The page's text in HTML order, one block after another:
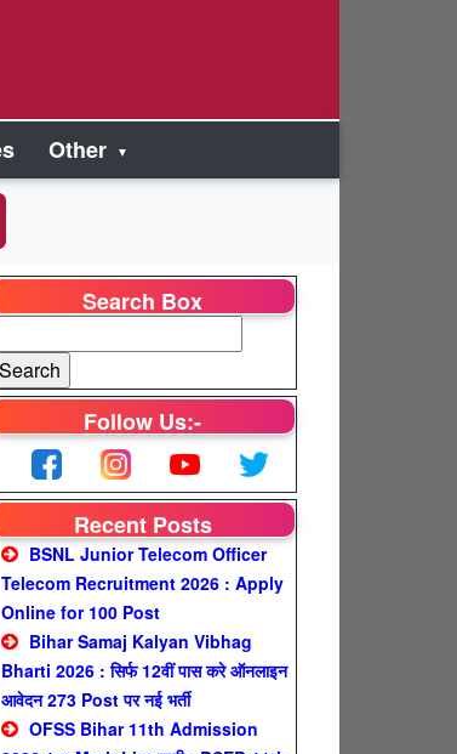
Other
Search Box
Follow Us:-
Recent Posts
BSNL Junior Telecom Officer
Telecom Recruitment 2026 : Apply
Online for 100 Post
Bihar Samaj Kalyan Vibhag
Bharti 2026 : सिर्फ 12वीं पास करे ऑनलाइन
आवेदन 273 Post पर नई भर्ती
OFSS Bihar 11th Admission